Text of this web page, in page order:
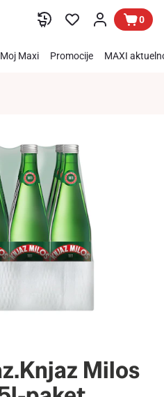
0
Moj Maxi Promocije MAXI
Milos